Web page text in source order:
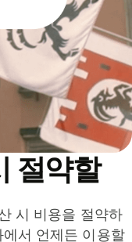
절약할
시 비용을 절약하
서 언제든 이용할